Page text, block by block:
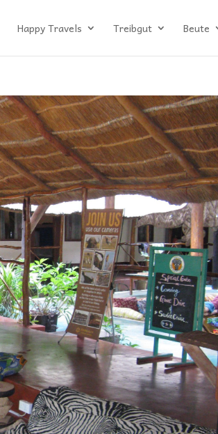
Happy Travels Treibgut Beute